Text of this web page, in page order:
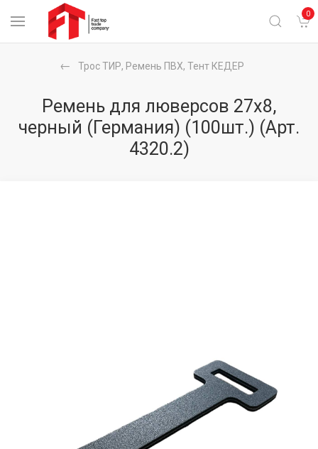
0
Трос ТИР, Ремень ПВХ, Тент КЕДЕР
Ремень для люверсов 27х8,
черный (Германия) (100шт.) (Арт.
4320.2)